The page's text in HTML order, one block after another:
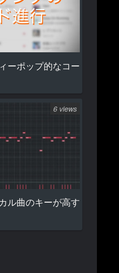
ーポップ的なコー
ル曲のキーが高す
6 views